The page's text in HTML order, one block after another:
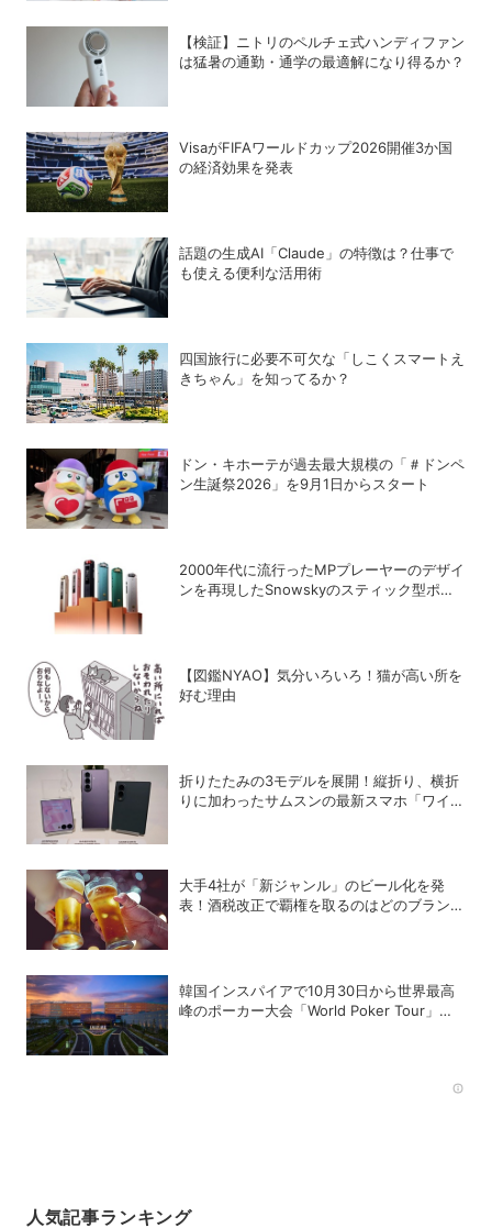
【検証】ニトリのペルチェ式ハンディファン
は猛暑の通勤・通学の最適解になり得るか？
VisaがFIFAワールドカップ2026開催3か国
の経済効果を発表
話題の生成AI「Claude」の特徴は？仕事で
も使える便利な活用術
四国旅行に必要不可欠な「しこくスマートえ
きちゃん」を知ってるか？
ドン・キホーテが過去最大規模の「＃ドンペ
ン生誕祭2026」を9月1日からスタート
2000年代に流行ったMPプレーヤーのデザイ
ンを再現したSnowskyのスティック型ポー
【図鑑NYAO】気分いろいろ！猫が高い所を
好む理由
折りたたみの3モデルを展開！縦折り、横折
りに加わったサムスンの最新スマホ「ワイド
大手4社が「新ジャンル」のビール化を発
表！酒税改正で覇権を取るのはどのブランド
韓国インスパイアで10月30日から世界最高
峰のポーカー大会「World Poker Tour」を
人気記事ランキング